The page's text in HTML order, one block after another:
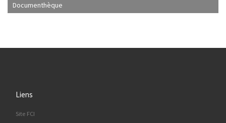
Documenthèque
Liens
Site FCI